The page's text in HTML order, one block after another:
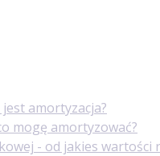
amortyzacja?
mogę amortyzować?
- od jakies wartości